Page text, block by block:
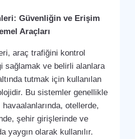
Güvenliğin ve Erişim
Araçları
araç trafiğini kontrol
sağlamak ve belirli alanlara
tutmak için kullanılan
Bu sistemler genellikle
otellerde,
şehir girişlerinde ve
yaygın olarak kullanılır.